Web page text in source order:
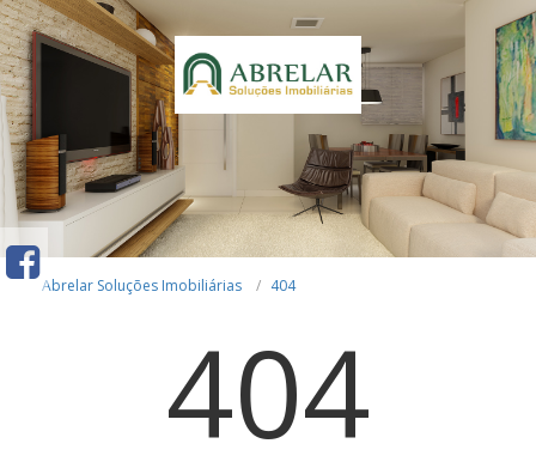
Abrelar Soluções Imobiliárias 404
404